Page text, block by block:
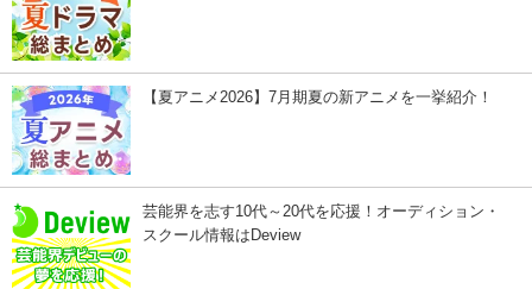
【夏アニメ2026】7月期夏の新アニメを一挙紹介！
芸能界を志す10代～20代を応援！オーディション・
スクール情報はDeview